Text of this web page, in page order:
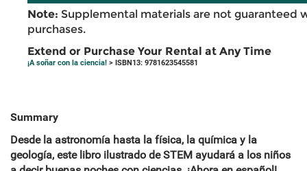
Note: Supplemental materials are not guaranteed
purchases.
Extend or Purchase Your Rental at Any Time
¡A soñar con la ciencia! > ISBN13: 9781623545581
Summary
Desde la astronomía hasta la física, la química y la
geología, este libro ilustrado de STEM ayudará a los niños